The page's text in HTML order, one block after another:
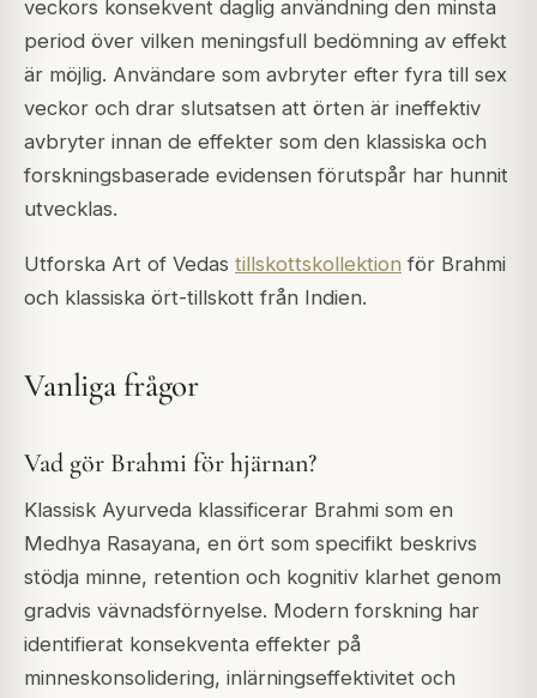
veckors konsekvent daglig användning den minsta
period över vilken meningsfull bedömning av effekt
är möjlig. Användare som avbryter efter fyra till sex
veckor och drar slutsatsen att örten är ineffektiv
avbryter innan de effekter som den klassiska och
forskningsbaserade evidensen förutspår har hunnit
utvecklas.
Utforska Art of Vedas tillskottskollektion för Brahmi
och klassiska ört-tillskott från Indien.
Vanliga frågor
Vad gör Brahmi för hjärnan?
Klassisk Ayurveda klassificerar Brahmi som en
Medhya Rasayana, en ört som specifikt beskrivs
stödja minne, retention och kognitiv klarhet genom
gradvis vävnadsförnyelse. Modern forskning har
identifierat konsekventa effekter på
minneskonsolidering, inlärningseffektivitet och